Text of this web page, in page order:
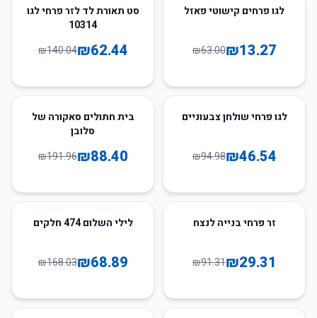
79
לגו פרחים קישוטי פאזל
₪13.27
₪63.00
55%סט תאורת לד לזר פרחי לגו
10314
₪62.44
₪140.04
51
לגו פרחי שולחן צבעוניים
₪46.54
₪94.98
54
בית חתולים סאקורה של
סלובן
₪88.40
₪191.96
זר פרחי בנייה לנצח
₪29.31
₪91.31
59
לילי השלום 474 חלקים
₪68.89
₪168.03